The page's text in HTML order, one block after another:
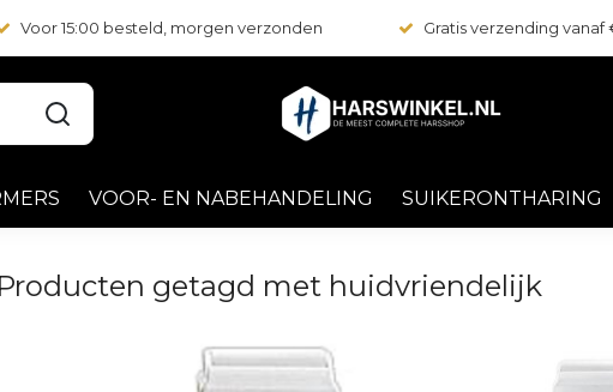
Voor 15:00 besteld, morgen verzonden Gratis verzending vanaf
VOOR- EN NABEHANDELING SUIKERONTHARING
Producten getagd met huidvriendelijk